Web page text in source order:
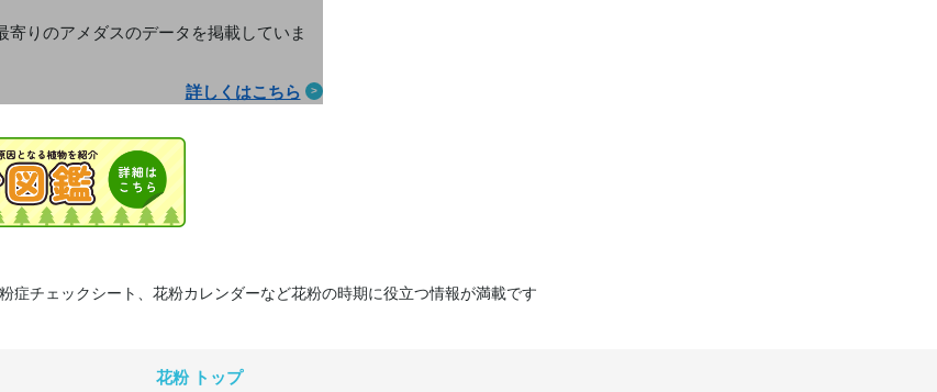
寄りのアメダスのデータを掲載していま
詳しくはこちら
症チェックシート、花粉カレンダーなど花粉の時期に役立つ情報が満載です
花粉 トップ